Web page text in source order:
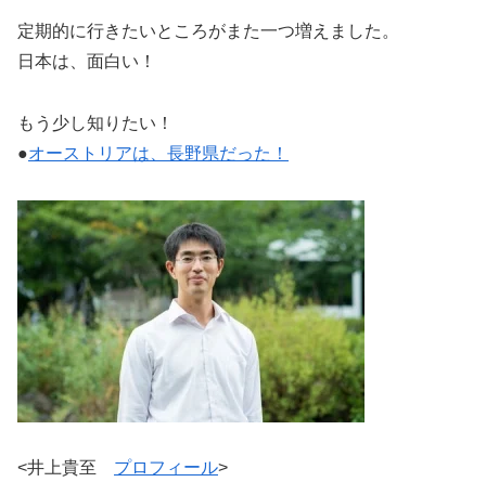
定期的に行きたいところがまた一つ増えました。
日本は、面白い！
もう少し知りたい！
●オーストリアは、長野県だった！
<井上貴至 プロフィール>